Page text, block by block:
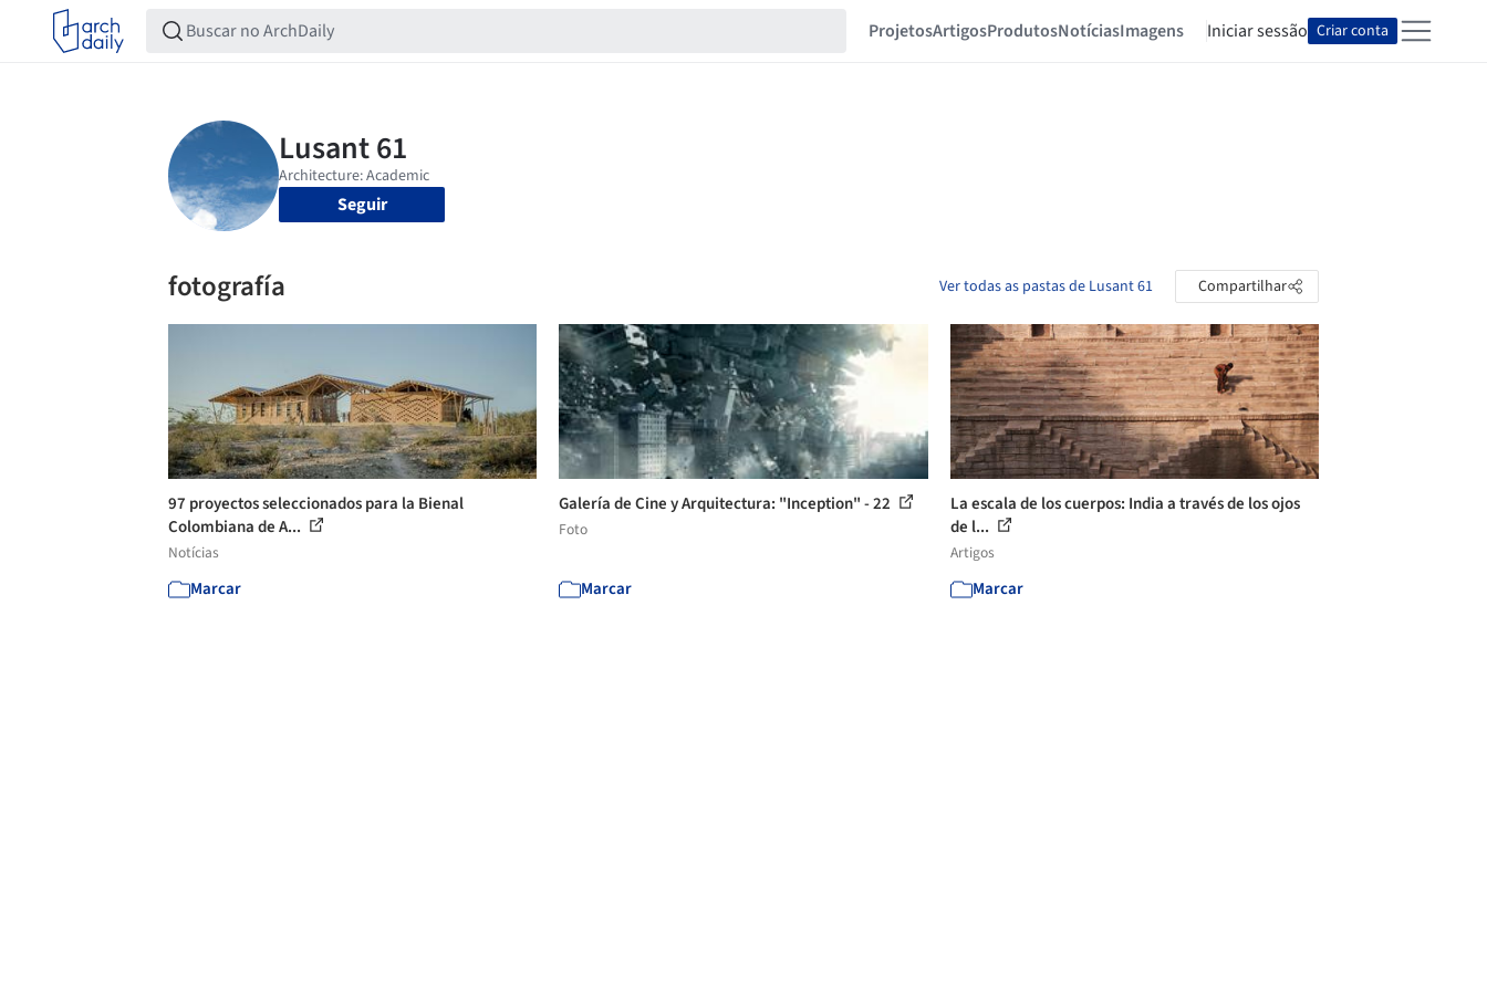
ProjetosArtigosProdutosNotíciasImagens Iniciar sessão Criar conta
Seguir
fotografía Ver todas as pastas de Lusant 61 Compartilhar
97 proyectos seleccionados para la Bienal
Colombiana de A...
Notícias
Marcar
Galería de Cine y Arquitectura: "Inception" - 22
Foto
Marcar
La escala de los cuerpos: India a través de los ojos
de l...
Artigos
Marcar